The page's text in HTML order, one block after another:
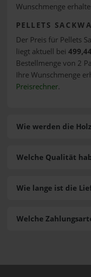
Wunschmenge
PELLETS
Der Preis für Pellets
liegt aktuell bei
Bestellmenge von 2
Ihre Wunschmenge
Preisrechner.
Wie werden die
Welche
Welche Qualität
Wie lange ist die